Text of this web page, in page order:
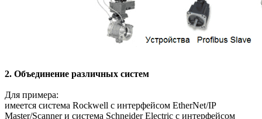
2. Объединение различных систем
Для примера:
имеется система Rockwell с интерфейсом EtherNet/IP
Master/Scanner и система Schneider Electric с интерфейсом